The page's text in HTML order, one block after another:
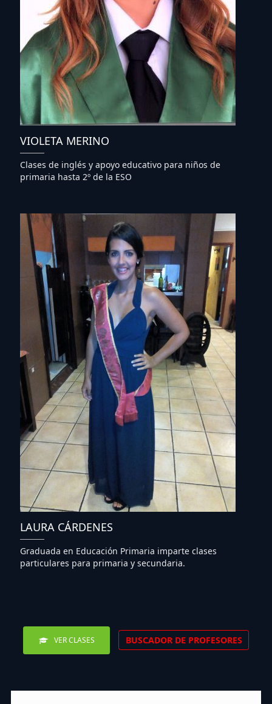
VIOLETA MERINO
Clases de inglés y apoyo educativo para niños de
primaria hasta 2º de la ESO
LAURA CÁRDENES
Graduada en Educación Primaria imparte clases
particulares para primaria y secundaria.
VER CLASES BUSCADOR DE PROFESORES